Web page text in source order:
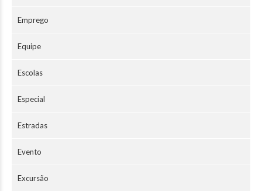
Emprego
Equipe
Escolas
Especial
Estradas
Evento
Excursão